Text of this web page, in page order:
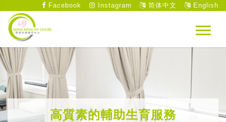
Facebook Instagram 简体中文 English
高質素的輔助生育服務